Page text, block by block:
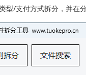
/支付方式拆分，并在